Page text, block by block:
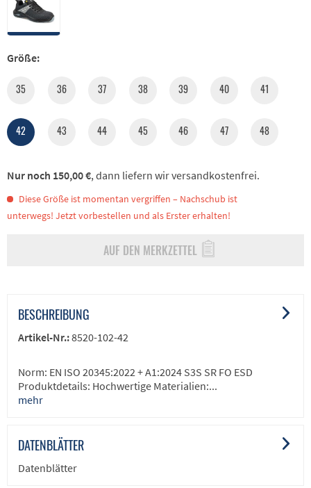
Größe:
35 36 37 38 39 40 41
42 43 44 45 46 47 48
Diese Größe ist momentan vergriffen – Nachschub ist
unterwegs! Jetzt vorbestellen und als Erster erhalten!
AUF DEN MERKZETTEL
Nur noch 150,00 €, dann liefern wir versandkostenfrei.
BESCHREIBUNG
Artikel-Nr.:8520-102-42
Norm: EN ISO 20345:2022 + A1:2024 S3S SR FO ESD
Produktdetails: Hochwertige Materialien:...
mehr
DATENBLÄTTER
Datenblätter